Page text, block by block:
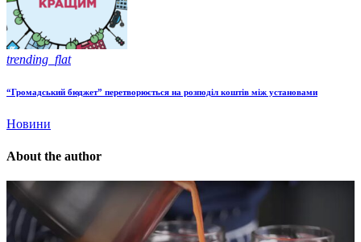
trending_flat
“Громадський бюджет” перетворюється на розподіл коштів між установами
Новини
About the author